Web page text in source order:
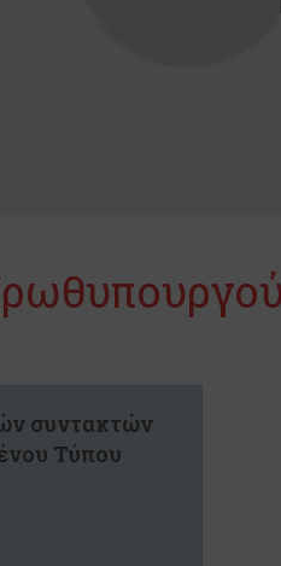
συντακτών
Τύπου